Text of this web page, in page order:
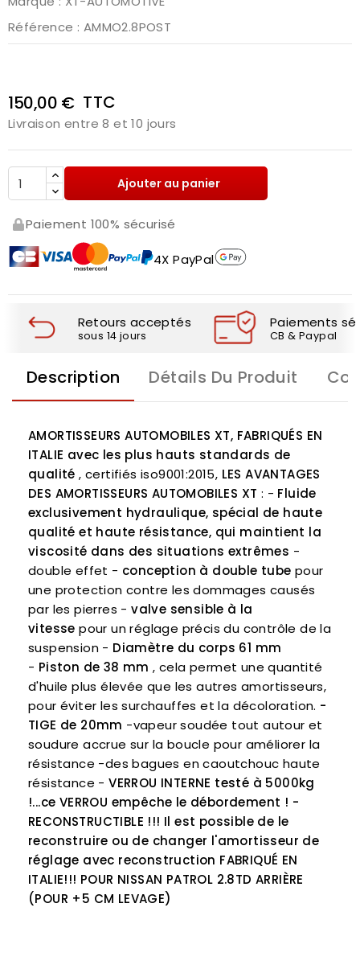
Référence : AMMO2.8POST
150,00 € TTC
Livraison entre 8 et 10 jours
Ajouter au panier
Paiement 100% sécurisé
4X PayPal
Retours acceptés
sous 14 jours
Paiements
CB & Paypal
Description Détails Du Produit
AMORTISSEURS AUTOMOBILES XT, FABRIQUÉS EN
ITALIE avec les plus hauts standards de
qualité , certifiés iso9001:2015, LES AVANTAGES
DES AMORTISSEURS AUTOMOBILES XT : - Fluide
exclusivement hydraulique, spécial de haute
qualité et haute résistance, qui maintient la
viscosité dans des situations extrêmes -
double effet - conception à double tube pour
une protection contre les dommages causés
par les pierres -valve sensible à la
vitesse pour un réglage précis du contrôle de la
suspension - Diamètre du corps 61 mm
- Piston de 38 mm , cela permet une quantité
d'huile plus élevée que les autres amortisseurs,
pour éviter les surchauffes et la décoloration. -
TIGE de 20mm -vapeur soudée tout autour et
soudure accrue sur la boucle pour améliorer la
résistance -des bagues en caoutchouc haute
résistance -VERROU INTERNE testé à 5000kg
!...ce VERROU empêche le débordement ! -
RECONSTRUCTIBLE !!! Il est possible de le
reconstruire ou de changer l'amortisseur de
réglage avec reconstruction FABRIQUÉ EN
ITALIE!!! POUR NISSAN PATROL 2.8TD ARRIÈRE
(POUR +5 CM LEVAGE)